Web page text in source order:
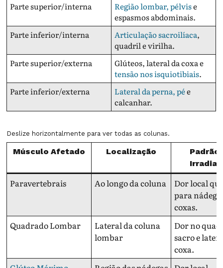
Parte superior/interna Região lombar, pélvise
espasmos abdominais.
Parte inferior/interna
Articulação sacroilíaca,
quadril e virilha.
Parte superior/externa
Glúteos, lateral da coxa e
tensão nos isquiotibiais.
Parte inferior/externa
Lateral da perna, pée
calcanhar.
Deslize horizontalmente para ver todas as colunas.
Músculo Afetado Localização
Padrão
Paravertebrais Ao longo da coluna
Dor local
para
coxas.
Quadrado Lombar
Lateral da coluna
lombar
Dor no
sacro e
coxa.